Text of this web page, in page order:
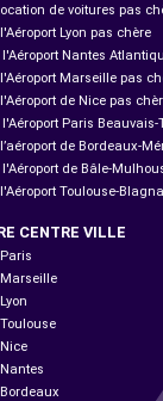
de voitures pas
Lyon pas chère
Nantes
Marseille pas
de Nice pas
Paris
de Bordeaux-
de Bâle-
Toulouse-
CENTRE VILLE